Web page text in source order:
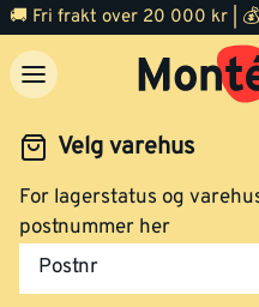
Velg varehus
For lagerstatus og
postnummer her
Postnr
Dør Ytterdør